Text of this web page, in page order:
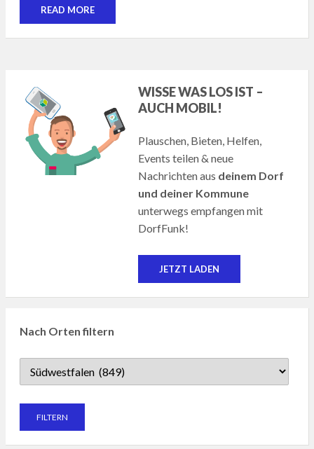
READ MORE
WISSE WAS LOS IST –
AUCH MOBIL!
Plauschen, Bieten, Helfen,
Events teilen & neue
Nachrichten aus deinem Dorf
und deiner Kommune
unterwegs empfangen mit
DorfFunk!
JETZT LADEN
Nach Orten filtern